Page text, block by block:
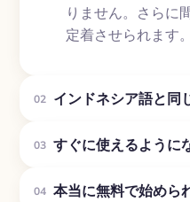
りません。さらに
定着させられます。
02 インドネシア語と同
03 すぐに使えるように
04 本当に無料で始めら